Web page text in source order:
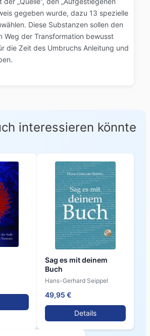
gegeben wurde, dazu 13 spezielle
Diese Substanzen sollen den
Weg der Transformation bewusst
die Zeit des Umbruchs Anleitung und
interessieren könnte
Sag es mit deinem
Buch
Hans-Gerhard Seippel
49,95 €
Details